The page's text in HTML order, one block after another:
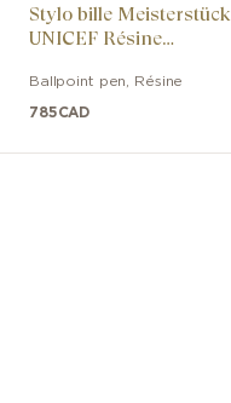
Stylo bille Meisterstück
UNICEF Résine
Ballpoint pen Résine
785CAD